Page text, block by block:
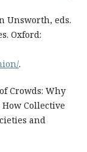
Unsworth, eds.
Oxford:
.
Crowds: Why
Collective
and